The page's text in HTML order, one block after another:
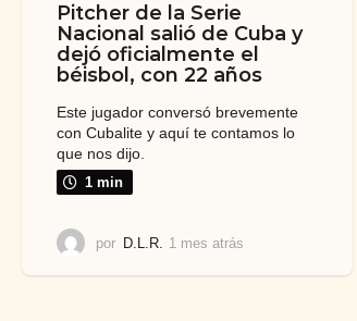
Pitcher de la Serie
Nacional salió de Cuba y
dejó oficialmente el
béisbol, con 22 años
Este jugador conversó brevemente
con Cubalite y aquí te contamos lo
que nos dijo.
1 min
por D.L.R. 1 mes atrás